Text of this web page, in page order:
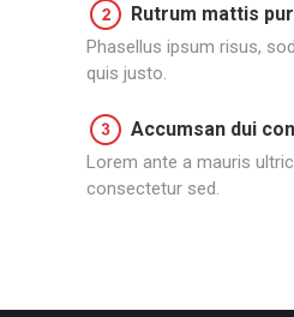
Rutrum mattis
Phasellus ipsum risus,
quis justo.
Accumsan dui
Lorem ante a mauris
consectetur sed.